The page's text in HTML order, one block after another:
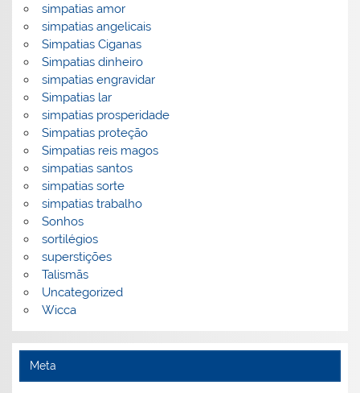
simpatias amor
simpatias angelicais
Simpatias Ciganas
Simpatias dinheiro
simpatias engravidar
Simpatias lar
simpatias prosperidade
Simpatias proteção
Simpatias reis magos
simpatias santos
simpatias sorte
simpatias trabalho
Sonhos
sortilégios
superstições
Talismãs
Uncategorized
Wicca
Meta